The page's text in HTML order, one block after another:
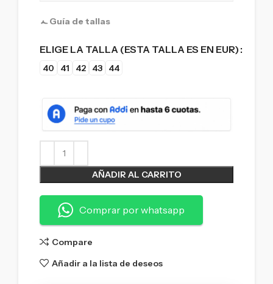
Guía de tallas
ELIGE LA TALLA (ESTA TALLA ES EN EUR)
40 41 42 43 44
AÑADIR AL CARRITO
Comprar por whatsapp
Compare
Añadir a la lista de deseos